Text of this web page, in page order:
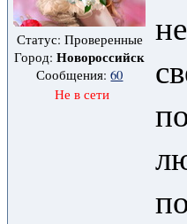
Статус: Проверенные
Город:Новороссийск
Сообщения:60
Не в сети